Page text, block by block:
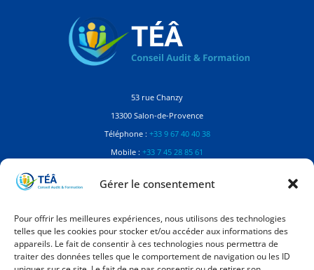
Gérer le consentement
Pour offrir les meilleures expériences, nous utilisons des technologies
telles que les cookies pour stocker et/ou accéder aux informations des
appareils. Le fait de consentir à ces technologies nous permettra de
traiter des données telles que le comportement de navigation ou les ID
53 rue Chanzy
13300 Salon-de-Provence
Téléphone : +33 9 67 40 40 38
Mobile : +33 7 45 28 85 61
Référente Handicap
Manon Balaguer
Dirigeante à TÉÂ Conseil Audit Formation
contact@teaconseil.fr